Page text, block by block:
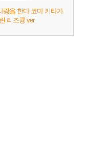
랑을 한다 코마 키타가
리즈큥 ver